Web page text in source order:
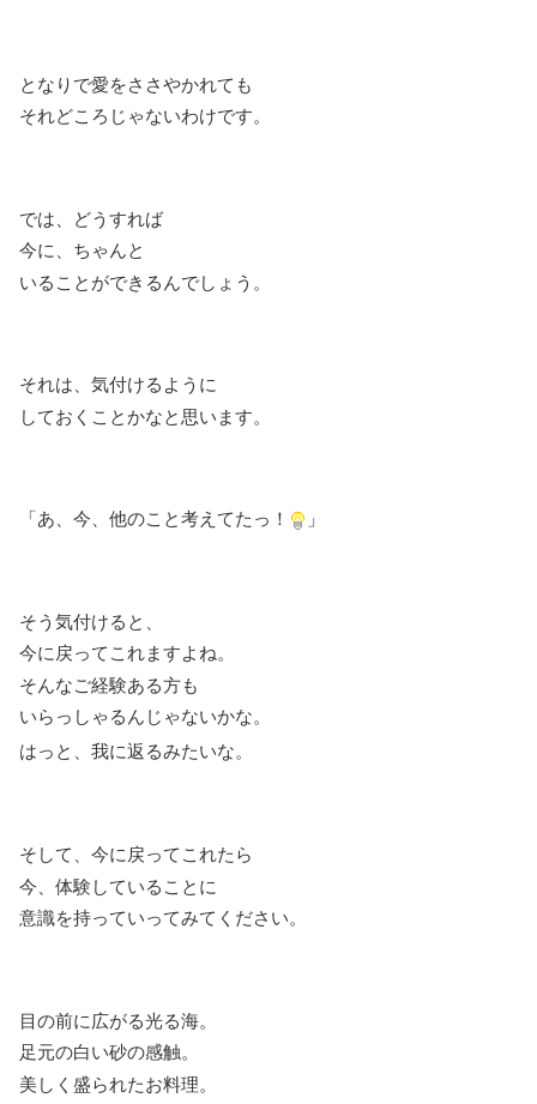
となりで愛をささやかれても
それどころじゃないわけです。
では、どうすれば
今に、ちゃんと
いることができるんでしょう。
それは、気付けるように
しておくことかなと思います。
「あ、今、他のこと考えてたっ！ 」
そう気付けると、
今に戻ってこれますよね。
そんなご経験ある方も
いらっしゃるんじゃないかな。
はっと、我に返るみたいな。
そして、今に戻ってこれたら
今、体験していることに
意識を持っていってみてください。
目の前に広がる光る海。
足元の白い砂の感触。
美しく盛られたお料理。